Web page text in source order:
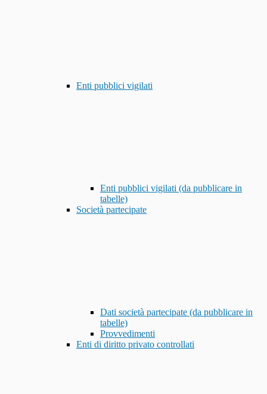
Enti pubblici vigilati
Enti pubblici vigilati (da pubblicare in
tabelle)
Società partecipate
Dati società partecipate (da pubblicare in
tabelle)
Provvedimenti
Enti di diritto privato controllati